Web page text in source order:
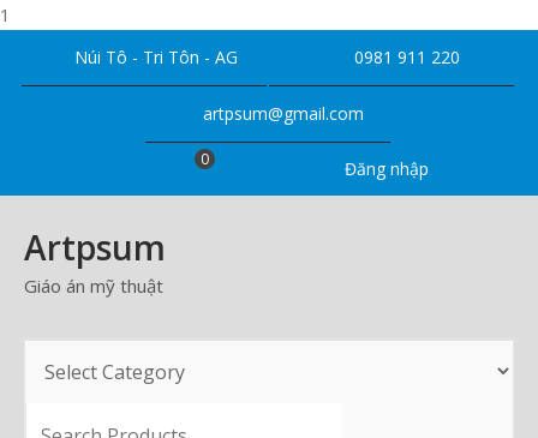
1
Núi Tô - Tri Tôn - AG 0981 911 220
artpsum@gmail.com
Đăng nhập
0
Artpsum
Giáo án mỹ thuật
SEARCH